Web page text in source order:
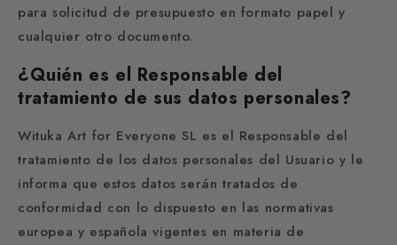
para solicitud de presupuesto en formato papel y
cualquier otro documento.
¿Quién es el Responsable del
tratamiento de sus datos personales?
Wituka Art for Everyone SL es el Responsable del
tratamiento de los datos personales del Usuario y le
informa que estos datos serán tratados de
conformidad con lo dispuesto en las normativas
europea y española vigentes en materia de